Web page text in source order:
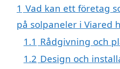
1 Vad kan ett företag
på solpaneler i Viared
1.1 Rådgivning och
1.2 Design och